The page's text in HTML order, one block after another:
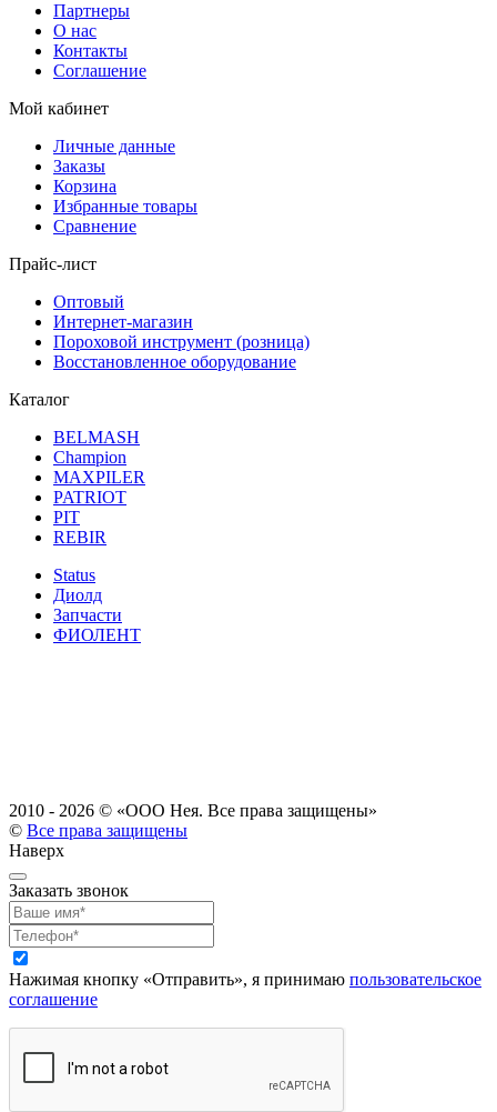
Партнеры
О нас
Контакты
Соглашение
Мой кабинет
Личные данные
Заказы
Корзина
Избранные товары
Сравнение
Прайс-лист
Оптовый
Интернет-магазин
Пороховой инструмент (розница)
Восстановленное оборудование
Каталог
BELMASH
Champion
MAXPILER
PATRIOT
PIT
REBIR
Status
Диолд
Запчасти
ФИОЛЕНТ
2010 - 2026 © «ООО Нея. Все права защищены»
© Все права защищены
Наверх
Заказать звонок
Нажимая кнопку «Отправить», я принимаю пользовательское
соглашение